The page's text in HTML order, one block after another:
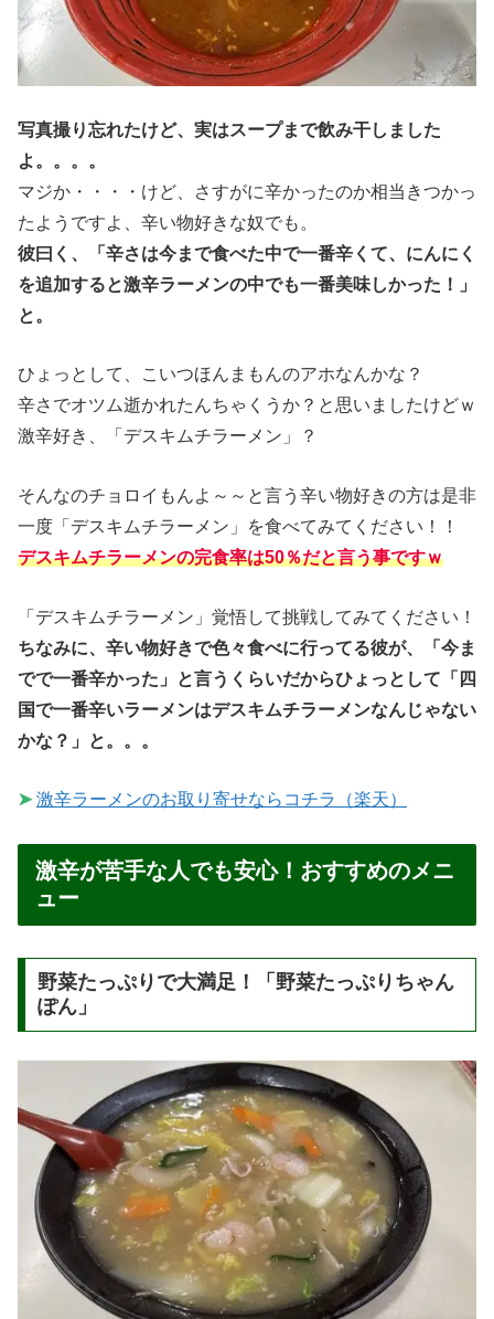
写真撮り忘れたけど、実はスープまで飲み干しました
よ。。。。
マジか・・・・けど、さすがに辛かったのか相当きつかっ
たようですよ、辛い物好きな奴でも。
彼曰く、「辛さは今まで食べた中で一番辛くて、にんにく
を追加すると激辛ラーメンの中でも一番美味しかった！」
と。
ひょっとして、こいつほんまもんのアホなんかな？
辛さでオツム逝かれたんちゃくうか？と思いましたけどｗ
激辛好き、「デスキムチラーメン」？
そんなのチョロイもんよ～～と言う辛い物好きの方は是非
一度「デスキムチラーメン」を食べてみてください！！
デスキムチラーメンの完食率は50％だと言う事ですｗ
「デスキムチラーメン」覚悟して挑戦してみてください！
ちなみに、辛い物好きで色々食べに行ってる彼が、「今ま
でで一番辛かった」と言うくらいだからひょっとして「四
国で一番辛いラーメンはデスキムチラーメンなんじゃない
かな？」と。。。
➤ 激辛ラーメンのお取り寄せならコチラ（楽天）
激辛が苦手な人でも安心！おすすめのメニ
ュー
野菜たっぷりで大満足！「野菜たっぷりちゃん
ぽん」